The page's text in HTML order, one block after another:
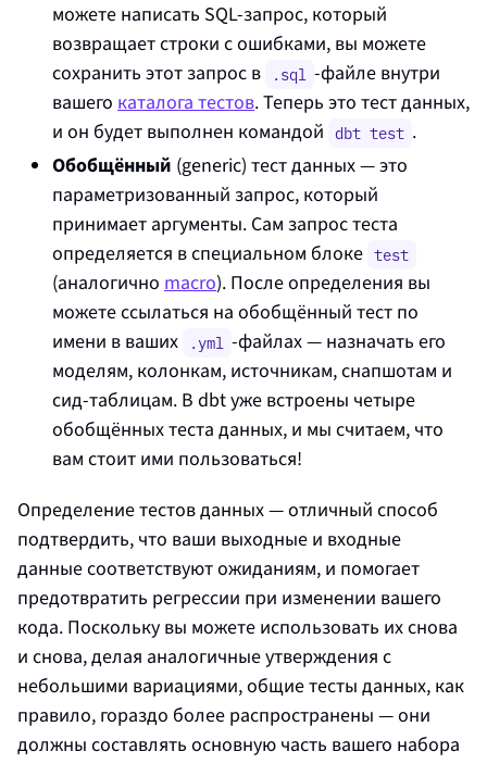
можете написать SQL‑запрос, который
возвращает строки с ошибками, вы можете
сохранить этот запрос в
.sql ‑файле внутри
вашего каталога тестов. Теперь это тест данных,
и он будет выполнен командой dbt test .
Обобщённый (generic) тест данных — это
параметризованный запрос, который
принимает аргументы. Сам запрос теста
определяется в специальном блоке test
(аналогично macro). После определения вы
можете ссылаться на обобщённый тест по
имени в ваших
.yml ‑файлах — назначать его
моделям, колонкам, источникам, снапшотам и
сид‑таблицам. В dbt уже встроены четыре
обобщённых теста данных, и мы считаем, что
вам стоит ими пользоваться!
Определение тестов данных — отличный способ
подтвердить, что ваши выходные и входные
данные соответствуют ожиданиям, и помогает
предотвратить регрессии при изменении вашего
кода. Поскольку вы можете использовать их снова
и снова, делая аналогичные утверждения с
небольшими вариациями, общие тесты данных, как
правило, гораздо более распространены — они
должны составлять основную часть вашего набора